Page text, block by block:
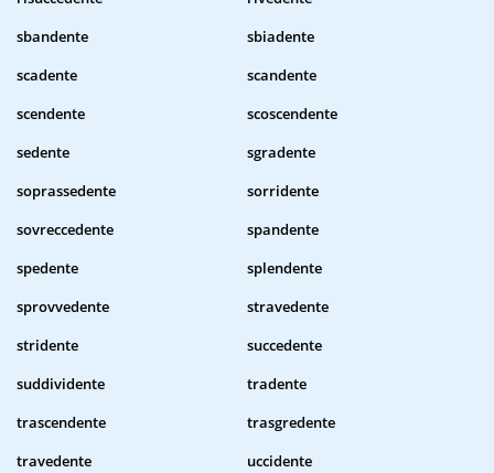
sbandente
sbiadente
scadente
scandente
scendente
scoscendente
sedente
sgradente
soprassedente
sorridente
sovreccedente
spandente
spedente
splendente
sprovvedente
stravedente
stridente
succedente
suddividente
tradente
trascendente
trasgredente
travedente
uccidente